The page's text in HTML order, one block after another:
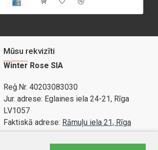
Mūsu rekvizīti
Winter Rose SIA
Reģ.Nr. 40203083030
Jur. adrese: Eglaines iela 24-21, Rīga
LV1057
Faktiskā adrese: Rāmuļu iela 21, Rīga
Bankas konts: LV89PARX0020365840001